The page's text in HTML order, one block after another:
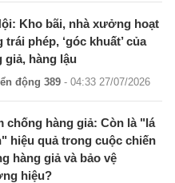
Kho bãi, nhà xưởng hoạt
trái phép, ‘góc khuất’ của
giả, hàng lậu
động 389 - 04:33 27/07/2026
chống hàng giả: Còn là "lá
hiệu quả trong cuộc chiến
hàng giả và bảo vệ
hiệu?